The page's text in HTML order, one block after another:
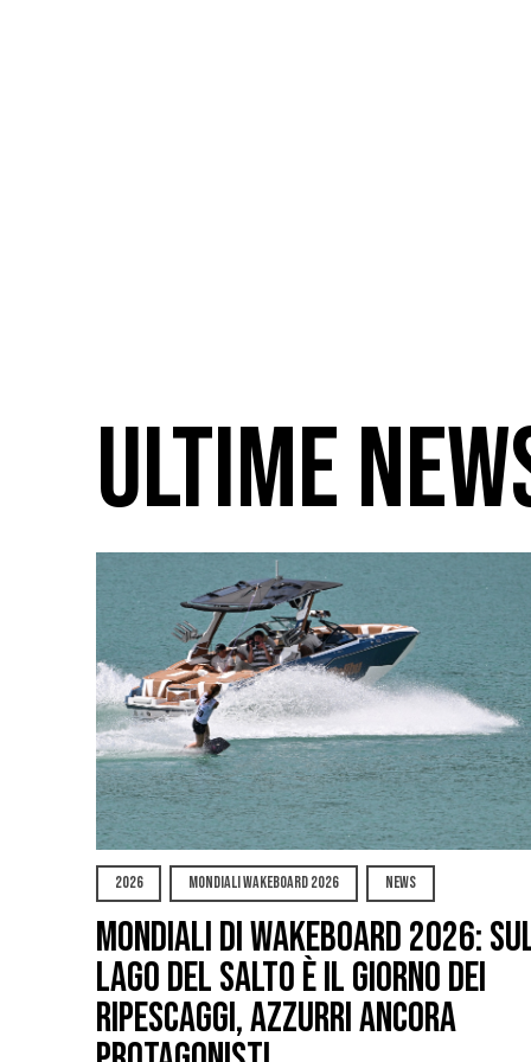
ULTIME
2026 MONDIALI WAKEBOARD 2026 NEWS
Mondiali di Wakeboard 2026:
Lago del Salto è il giorno dei
ripescaggi, azzurri ancora